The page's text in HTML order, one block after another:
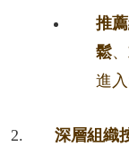
推
鬆
進
深層組織